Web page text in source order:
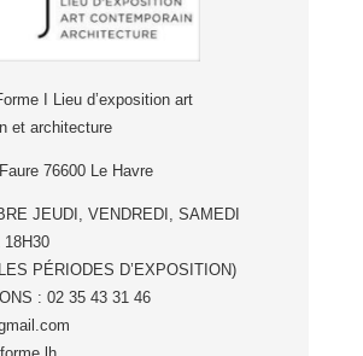
I Lieu d’exposition art
et architecture
76600 Le Havre
JEUDI, VENDREDI, SAMEDI
18H30
PÉRIODES D’EXPOSITION)
: 02 35 43 31 46